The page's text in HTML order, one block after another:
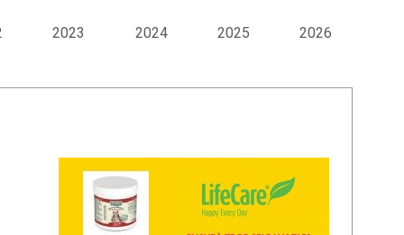
2023 2024 2025 2026